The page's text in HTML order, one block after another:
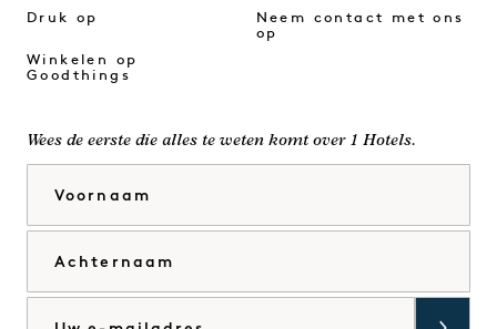
Druk op
Winkelen op
Goodthings
Neem contact met ons
op
Wees de eerste die alles te weten komt over 1 Hotels.